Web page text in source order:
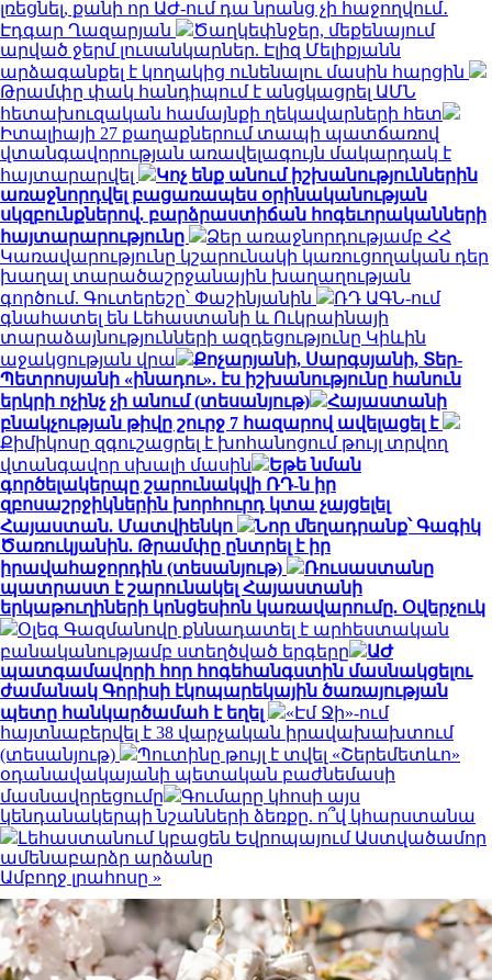
լռեցնել, քանի որ ԱԺ-ում դա նրանց չի հաջողվում․
Էդգար Ղազարյան
Ծաղկեփնջեր, մեքենայում
արված ջերմ լուսանկարներ. Էլիզ Մելիքյանն
արձագանքել է կողակից ունենալու մասին հարցին
Թրամփը փակ հանդիպում է անցկացրել ԱՄՆ
հետախուզական համայնքի ղեկավարների հետ
Իտալիայի 27 քաղաքներում տապի պատճառով
վտանգավորության առավելագույն մակարդակ է
հայտարարվել
Կոչ ենք անում իշխանություններին
առաջնորդվել բացառապես օրինականության
սկզբունքներով. բարձրաստիճան հոգեւորականների
հայտարարությունը
Ձեր առաջնորդությամբ ՀՀ
Կառավարությունը կշարունակի կառուցողական դեր
խաղալ տարածաշրջանային խաղաղության
գործում. Գուտերեշը՝ Փաշինյանին
ՌԴ ԱԳՆ-ում
գնահատել են Լեհաստանի և Ուկրաինայի
տարաձայնությունների ազդեցությունը Կիևին
աջակցության վրա
Քոչարյանի, Սարգսյանի, Տեր-
Պետրոսյանի «ինադու». էս իշխանությունը հանուն
երկրի ոչինչ չի անում (տեսանյութ)
Հայաստանի
բնակչության թիվը շուրջ 7 հազարով ավելացել է
Քիմիկոսը զգուշացրել է խոհանոցում թույլ տրվող
վտանգավոր սխալի մասին
Եթե նման
գործելակերպը շարունակվի ՌԴ-ն իր
զբոսաշրջիկներին խորհուրդ կտա չայցելել
Հայաստան. Մատվիենկո
Նոր մեղադրանք՝ Գագիկ
Ծառուկյանին. Թրամփը ընտրել է իր
իրավահաջորդին (տեսանյութ)
Ռուսաստանը
պատրաստ է շարունակել Հայաստանի
երկաթուղիների կոնցեսիոն կառավարումը. Օվերչուկ
Օլեգ Գազմանովը քննադատել է արհեստական
բանականությամբ ստեղծված երգերը
ԱԺ
պատգամավորի հոր հոգեհանգստին մասնակցելու
ժամանակ Գորիսի էկոպարեկային ծառայության
պետը հանկարծամահ է եղել
«Էմ Ջի»-ում
հայտնաբերվել է 38 վարչական իրավախախտում
(տեսանյութ)
Պուտինը թույլ է տվել «Շերեմետևո»
օդանավակայանի պետական բաժնեմասի
մասնավորեցումը
Գումարը կհոսի այս
կենդանակերպի նշանների ձեռքը. ո՞վ կհարստանա
Լեհաստանում կբացեն Եվրոպայում Աստվածամոր
ամենաբարձր արձանը
Ամբողջ լրահոսը »